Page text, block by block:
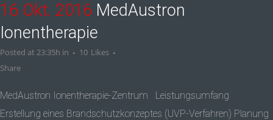
16 Okt. 2016 MedAustron
Ionentherapie
Posted at 23:35h in 10 Likes
Share
MedAustron Ionentherapie-Zentrum Leistungsumfang
Erstellung eines Brandschutzkonzeptes (UVP-Verfahren) Planung